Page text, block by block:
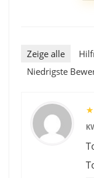
Zeige alle
Niedrigste
★